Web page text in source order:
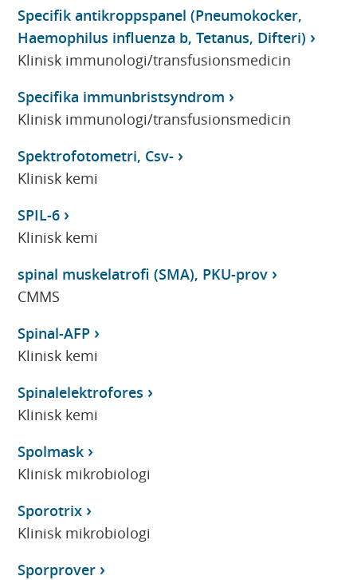
Specifik antikroppspanel (Pneumokocker,
Haemophilus influenza b, Tetanus, Difteri)
Klinisk immunologi/transfusionsmedicin
Specifika immunbristsyndrom
Klinisk immunologi/transfusionsmedicin
Spektrofotometri, Csv-
Klinisk kemi
SPIL-6
Klinisk kemi
spinal muskelatrofi (SMA), PKU-prov
CMMS
Spinal-AFP
Klinisk kemi
Spinalelektrofores
Klinisk kemi
Spolmask
Klinisk mikrobiologi
Sporotrix
Klinisk mikrobiologi
Sporprover